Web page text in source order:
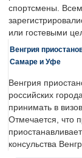
спортсмены.
или гостевыми
Венгрия
Самаре и Уфе
Венгрия
российских
принимать в
Отмечается, что
консульства